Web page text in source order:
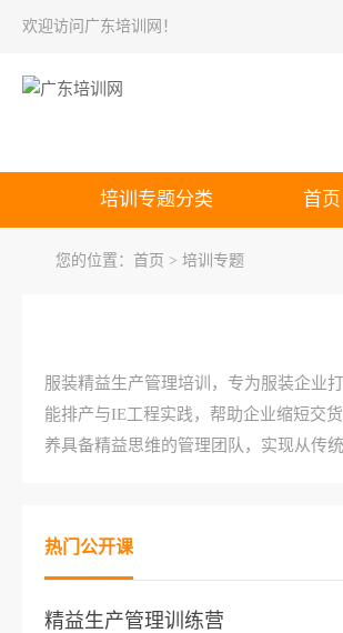
欢迎访问广东培训网！
培训专题分类 首页
您的位置： 首页 > 培训专题
服装精益生产管理培训，专为服装企业
能排产与IE工程实践，帮助企业缩短交
养具备精益思维的管理团队，实现从传
热门公开课
精益生产管理训练营